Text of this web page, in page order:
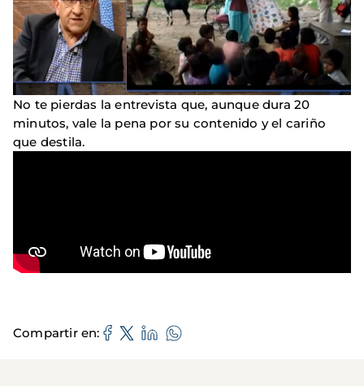
No te pierdas la entrevista que, aunque dura 20
minutos, vale la pena por su contenido y el cariño
que destila.
Compartir en